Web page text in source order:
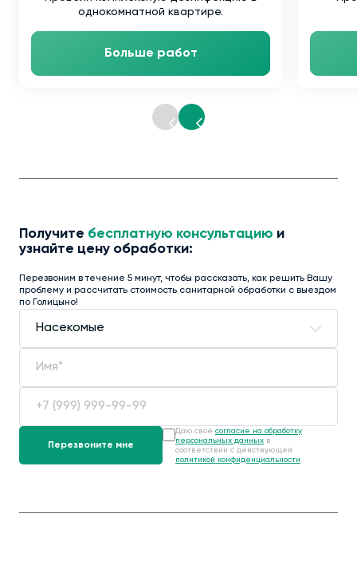
однокомнатной квартире.
Больше работ
Получите бесплатную консультацию и
узнайте цену обработки:
Перезвоним в течение 5 минут, чтобы рассказать, как решить Вашу
проблему и рассчитать стоимость санитарной обработки с выездом
по Голицыно!
Даю своё согласие на обработку
персональных данных в
соответствии с действующей
политикой конфиденциальности .